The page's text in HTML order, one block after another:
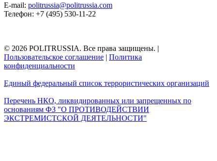
E-mail: politrussia@politrussia.com
Телефон: +7 (495) 530-11-22
© 2026 POLITRUSSIA. Все права защищены. |
Пользовательское соглашение | Политика
конфиденциальности
Единый федеральный список террористических организаций
Перечень НКО, ликвидированных или запрещенных по
основаниям ФЗ "О ПРОТИВОДЕЙСТВИИ
ЭКСТРЕМИСТСКОЙ ДЕЯТЕЛЬНОСТИ"